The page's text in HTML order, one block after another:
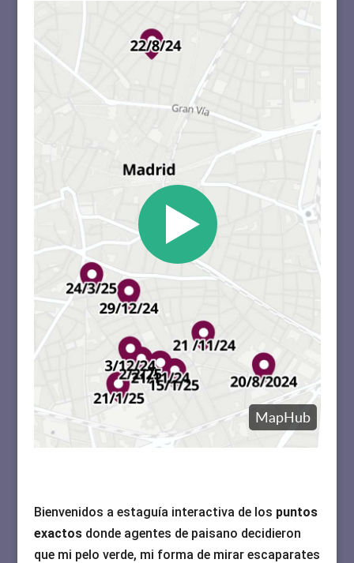
Bienvenidos a estaguía interactiva de los puntos
exactosdonde agentes de paisano decidieron
que mi pelo verde, mi forma de mirar escaparates